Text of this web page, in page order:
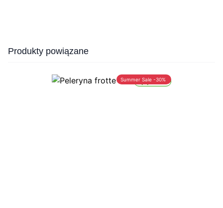
Press to skip carousel
Produkty powiązane
Wysyłka 24h
Summer Sale -30%